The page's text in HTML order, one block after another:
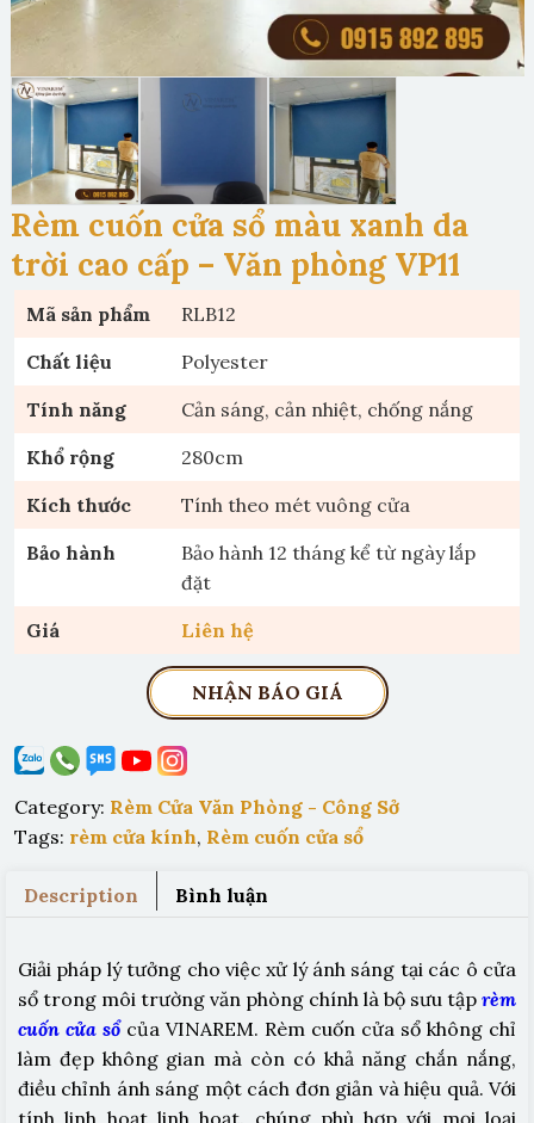
Rèm cuốn cửa sổ màu xanh da
trời cao cấp – Văn phòng VP11
Mã sản phẩm
RLB12
Chất liệu
Polyester
Tính năng
Cản sáng, cản nhiệt, chống nắng
Khổ rộng
280cm
Kích thước
Tính theo mét vuông cửa
Bảo hành
Bảo hành 12 tháng kể từ ngày lắp
đặt
Giá
Liên hệ
NHẬN BÁO GIÁ
Category: Rèm Cửa Văn Phòng - Công Sở
Tags: rèm cửa kính, Rèm cuốn cửa sổ
Description Bình luận
Giải pháp lý tưởng cho việc xử lý ánh sáng tại các ô cửa
sổ trong môi trường văn phòng chính là bộ sưu tập rèm
cuốn cửa sổcủa VINAREM. Rèm cuốn cửa sổ không chỉ
làm đẹp không gian mà còn có khả năng chắn nắng,
điều chỉnh ánh sáng một cách đơn giản và hiệu quả. Với
tính linh hoạt linh hoạt, chúng phù hợp với mọi loại